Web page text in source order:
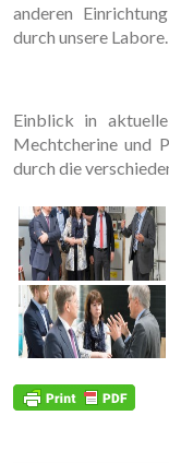
anderen
durch unsere Labore.
Einblick in
Mechtcherine und
durch die